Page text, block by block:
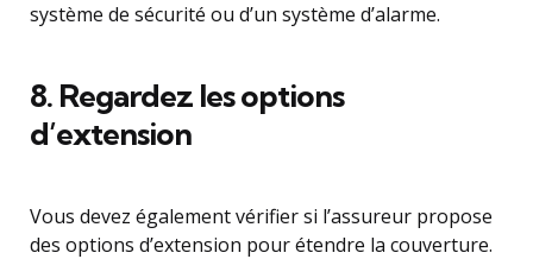
système de sécurité ou d’un système d’alarme.
8. Regardez les options
d’extension
Vous devez également vérifier si l’assureur propose
des options d’extension pour étendre la couverture.